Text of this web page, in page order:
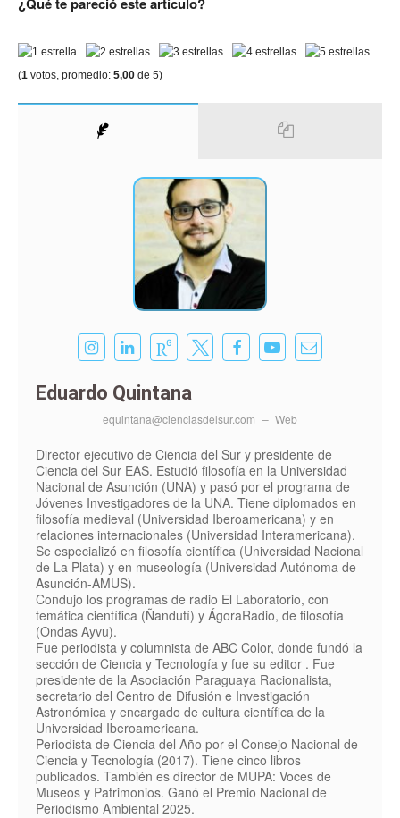
(1 votos, promedio: 5,00 de 5)
Eduardo Quintana
equintana@cienciasdelsur.com – Web
Director ejecutivo de Ciencia del Sur y presidente de
Ciencia del Sur EAS. Estudió filosofía en la Universidad
Nacional de Asunción (UNA) y pasó por el programa de
Jóvenes Investigadores de la UNA. Tiene diplomados en
filosofía medieval (Universidad Iberoamericana) y en
relaciones internacionales (Universidad Interamericana).
Se especializó en filosofía científica (Universidad Nacional
de La Plata) y en museología (Universidad Autónoma de
Asunción-AMUS).
Condujo los programas de radio El Laboratorio, con
temática científica (Ñandutí) y ÁgoraRadio, de filosofía
(Ondas Ayvu).
Fue periodista y columnista de ABC Color, donde fundó la
sección de Ciencia y Tecnología y fue su editor . Fue
presidente de la Asociación Paraguaya Racionalista,
secretario del Centro de Difusión e Investigación
Astronómica y encargado de cultura científica de la
Universidad Iberoamericana.
Periodista de Ciencia del Año por el Consejo Nacional de
Ciencia y Tecnología (2017). Tiene cinco libros
publicados. También es director de MUPA: Voces de
Museos y Patrimonios. Ganó el Premio Nacional de
Periodismo Ambiental 2025.